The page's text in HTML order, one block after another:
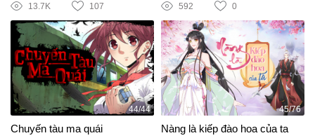
13.7K 107 592 0
44/44
Chuyến tàu ma quái
45/76
Nàng là kiếp đào hoa của ta